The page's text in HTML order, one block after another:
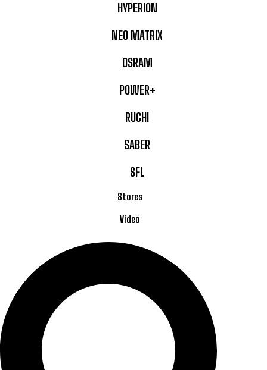
HYPERION
NEO MATRIX
OSRAM
POWER+
RUCHI
SABER
SFL
Stores
Video